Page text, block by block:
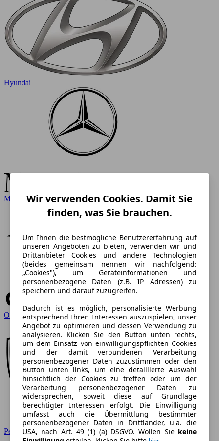
Hyundai
Mercedes-Benz
Opel
Peugeot
Wir verwenden Cookies. Damit Sie
finden, was Sie brauchen.
Um Ihnen die bestmögliche Benutzererfahrung auf
unseren Angeboten zu bieten, verwenden wir und
Drittanbieter Cookies und andere Technologien
(beides gemeinsam nennen wir nachfolgend:
„Cookies"), um Geräteinformationen und
personenbezogene Daten (z.B. IP Adressen) zu
speichern und darauf zuzugreifen.
Dadurch ist es möglich, personalisierte Werbung
entsprechend Ihren Interessen auszuspielen, unser
Angebot zu optimieren und dessen Verwendung zu
analysieren. Klicken Sie den Button unten rechts,
um dem Einsatz von einwilligungspflichten Cookies
und der damit verbundenen Verarbeitung
personenbezogener Daten zuzustimmen oder den
Button unten links, um eine detaillierte Auswahl
hinsichtlich der Cookies zu treffen oder um der
Verarbeitung personenbezogener Daten zu
widersprechen, soweit diese auf Grundlage
berechtigter Interessen erfolgt. Die Einwilligung
umfasst auch die Übermittlung bestimmter
personenbezogener Daten in Drittländer, u.a. die
USA, nach Art. 49 (1) (a) DSGVO. Wollen Sie keine